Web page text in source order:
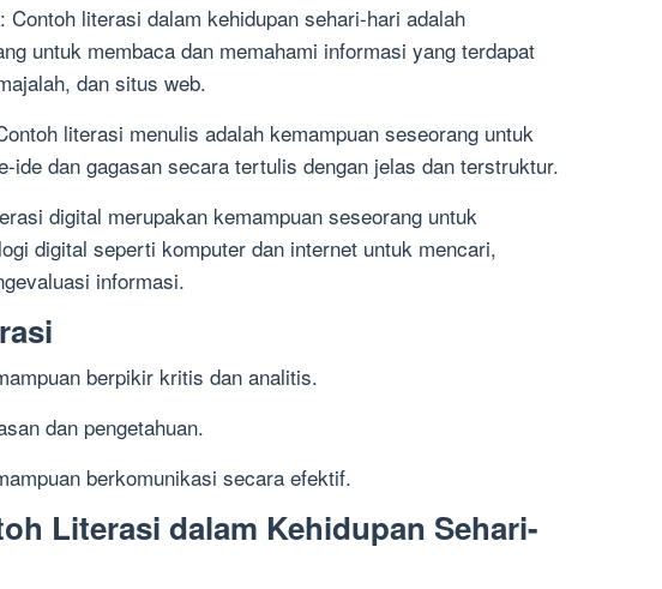
Contoh literasi dalam kehidupan sehari-hari adalah
untuk membaca dan memahami informasi yang terdapat
dan situs web.
literasi menulis adalah kemampuan seseorang untuk
ide dan gagasan secara tertulis dengan jelas dan terstruktur.
digital merupakan kemampuan seseorang untuk
digital seperti komputer dan internet untuk mencari,
informasi.
berpikir kritis dan analitis.
dan pengetahuan.
berkomunikasi secara efektif.
Literasi dalam Kehidupan Sehari-